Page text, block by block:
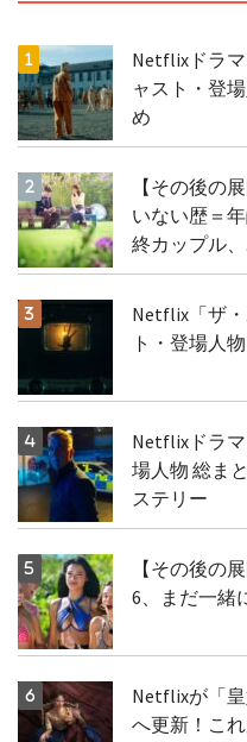
Netflixドラ
ャスト・登
め
【その後の
いない歴＝
終カップル、
Netflix「ザ
ト・登場人
Netflixドラ
場人物 総ま
ステリー
【その後の
6、まだ一緒
Netflixが「
へ更新！こ